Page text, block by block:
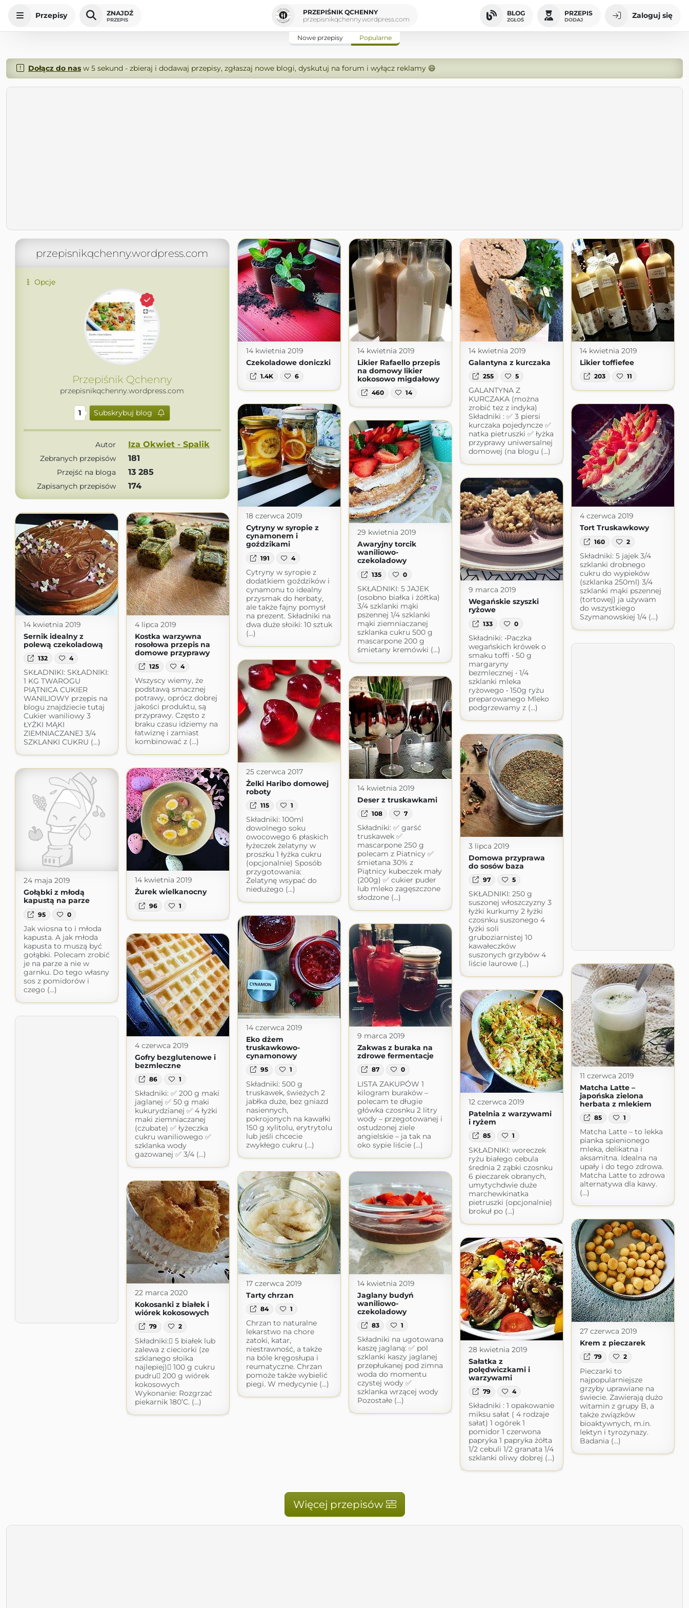
Przepisy ZNAJDŹ
PRZEPIS
PRZEPIŚNIK QCHENNY
przepisnikqchenny.wordpress.com
BLOG
ZGŁOŚ
PRZEPIS
DODAJ Zaloguj się
Nowe przepisy Popularne
Dołącz do nasw 5 sekund - zbieraj i dodawaj przepisy, zgłaszaj nowe blogi, dyskutuj na forum i wyłącz reklamy 😄
przepisnikqchenny.wordpress.com
Opcje
Przepiśnik Qchenny
przepisnikqchenny.wordpress.com
1 Subskrybuj blog
Autor Iza Okwiet - Spalik
Zebranych przepisów 181
Przejść na bloga 13 285
Zapisanych przepisów 174
14 kwietnia 2019
Czekoladowe doniczki
1.4K 6
14 kwietnia 2019
Likier Rafaello przepis
na domowy likier
kokosowo migdałowy
460 14
14 kwietnia 2019
Galantyna z kurczaka
255 5
GALANTYNA Z
KURCZAKA (można
zrobić tez z indyka)
Składniki : ✅ 3 piersi
kurczaka pojedyncze ✅
natka pietruszki ✅ łyżka
przyprawy uniwersalnej
domowej (na blogu (...)
14 kwietnia 2019
Likier toffiefee
203 11
18 czerwca 2019
Cytryny w syropie z
cynamonem i
goździkami
191 4
Cytryny w syropie z
dodatkiem goździków i
cynamonu to idealny
przysmak do herbaty,
ale także fajny pomysł
na prezent. Składniki na
dwa duże słoiki: 10 sztuk
(...)
4 czerwca 2019
Tort Truskawkowy
160 2
Składniki: 5 jajek 3/4
szklanki drobnego
cukru do wypieków
(szklanka 250ml) 3/4
szklanki mąki pszennej
(tortowej) ja używam
do wszystkiego
Szymanowskiej 1/4 (...)
29 kwietnia 2019
Awaryjny torcik
waniliowo-
czekoladowy
135 0
SKŁADNIKI: 5 JAJEK
(osobno białka i żółtka)
3/4 szklanki mąki
pszennej 1/4 szklanki
mąki ziemniaczanej
szklanka cukru 500 g
mascarpone 200 g
śmietany kremówki (...)
9 marca 2019
Wegańskie szyszki
ryżowe
133 0
Składniki: •Paczka
wegańskich krówek o
smaku toffi • 50 g
margaryny
bezmlecznej • 1/4
szklanki mleka
ryżowego • 150g ryżu
preparowanego Mleko
podgrzewamy z (...)
14 kwietnia 2019
Sernik idealny z
polewą czekoladową
132 4
SKŁADNIKI: SKŁADNIKI:
1 KG TWAROGU
PIĄTNICA CUKIER
WANILIOWY przepis na
blogu znajdziecie tutaj
Cukier waniliowy 3
ŁYŻKI MĄKI
ZIEMNIACZANEJ 3/4
SZKLANKI CUKRU (...)
4 lipca 2019
Kostka warzywna
rosołowa przepis na
domowe przyprawy
125 4
Wszyscy wiemy, że
podstawą smacznej
potrawy, oprócz dobrej
jakości produktu, są
przyprawy. Często z
braku czasu idziemy na
łatwiznę i zamiast
kombinować z (...)
25 czerwca 2017
Żelki Haribo domowej
roboty
115 1
Składniki: 100ml
dowolnego soku
owocowego 6 płaskich
łyżeczek żelatyny w
proszku 1 łyżka cukru
(opcjonalnie) Sposób
przygotowania:
Żelatynę wsypać do
niedużego (...)
14 kwietnia 2019
Deser z truskawkami
108 7
Składniki: ✅ garść
truskawek ✅
mascarpone 250 g
polecam z Piatnicy ✅
śmietana 30% z
Piątnicy kubeczek mały
(200g) ✅ cukier puder
lub mleko zagęszczone
słodzone (...)
3 lipca 2019
Domowa przyprawa
do sosów baza
97 5
SKŁADNIKI: 250 g
suszonej włoszczyzny 3
łyżki kurkumy 2 łyżki
czosnku suszonego 4
łyżki soli
gruboziarnistej 10
kawałeczków
suszonych grzybów 4
liście laurowe (...)
14 kwietnia 2019
Żurek wielkanocny
96 1
24 maja 2019
Gołąbki z młodą
kapustą na parze
95 0
Jak wiosna to i młoda
kapusta. A jak młoda
kapusta to muszą być
gołąbki. Polecam zrobić
je na parze a nie w
garnku. Do tego własny
sos z pomidorów i
czego (...)
14 czerwca 2019
Eko dżem
truskawkowo-
cynamonowy
95 1
Składniki: 500 g
truskawek, świeżych 2
jabłka duże, bez gniazd
nasiennych,
pokrojonych na kawałki
150 g xylitolu, erytrytolu
lub jeśli chcecie
zwykłego cukru (...)
9 marca 2019
Zakwas z buraka na
zdrowe fermentacje
87 0
LISTA ZAKUPÓW 1
kilogram buraków –
polecam te długie
główka czosnku 2 litry
wody – przegotowanej i
ostudzonej ziele
angielskie – ja tak na
oko sypie liście (...)
4 czerwca 2019
Gofry bezglutenowe i
bezmleczne
86 1
Składniki: ✅ 200 g maki
jaglanej ✅ 50 g maki
kukurydzianej ✅ 4 łyżki
maki ziemniaczanej
(czubate) ✅ łyżeczka
cukru waniliowego ✅
szklanka wody
gazowanej ✅ 3/4 (...)
11 czerwca 2019
Matcha Latte –
japońska zielona
herbata z mlekiem
85 1
Matcha Latte – to lekka
pianka spienionego
mleka, delikatna i
aksamitna. Idealna na
upały i do tego zdrowa.
Matcha Latte to zdrowa
alternatywa dla kawy.
(...)
12 czerwca 2019
Patelnia z warzywami
i ryżem
85 1
SKŁADNIKI: woreczek
ryżu białego cebula
średnia 2 ząbki czosnku
6 pieczarek obranych,
umytychdwie duże
marchewkinatka
pietruszki (opcjonalnie)
brokuł po (...)
17 czerwca 2019
Tarty chrzan
84 1
Chrzan to naturalne
lekarstwo na chore
zatoki, katar,
niestrawność, a także
na bóle kręgosłupa i
reumatyczne. Chrzan
pomoże także wybielić
piegi. W medycynie (...)
14 kwietnia 2019
Jaglany budyń
waniliowo-
czekoladowy
83 1
Składniki na ugotowana
kaszę jaglaną: ✅ pol
szklanki kaszy jaglanej
przepłukanej pod zimna
woda do momentu
czystej wody ✅
szklanka wrzącej wody
Pozostałe (...)
22 marca 2020
Kokosanki z białek i
wiórek kokosowych
79 2
Składniki: 5 białek lub
zalewa z cieciorki (ze
szklanego słoika
najlepiej) 100 g cukru
pudru 200 g wiórek
kokosowych
Wykonanie: Rozgrzać
piekarnik 180’C. (...)
27 czerwca 2019
Krem z pieczarek
79 2
Pieczarki to
najpopularniejsze
grzyby uprawiane na
świecie. Zawierają dużo
witamin z grupy B, a
także związków
bioaktywnych, m.in.
lektyn i tyrozynazy.
Badania (...)
28 kwietnia 2019
Sałatka z
polędwiczkami i
warzywami
79 4
Składniki : 1 opakowanie
miksu sałat ( 4 rodzaje
sałat) 1 ogórek 1
pomidor 1 czerwona
papryka 1 papryka żółta
1/2 cebuli 1/2 granata 1/4
szklanki oliwy dobrej (...)
Więcej przepisów